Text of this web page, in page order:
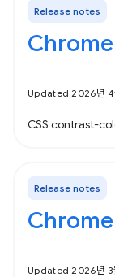
Release notes
Updated 2026년 4
CSS contrast-
Release notes
Updated 2026년 3